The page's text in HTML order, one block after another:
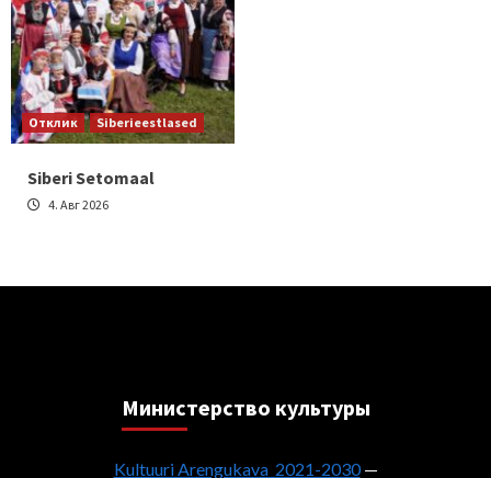
Отклик Siberieestlased
Siberi Setomaal
4. Авг 2026
Министерствo культуры
Kultuuri Arengukava 2021-2030—